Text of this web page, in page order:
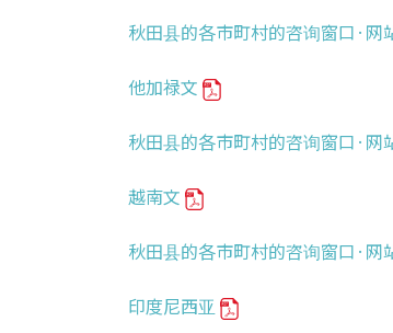
秋田县的各市町村的咨询窗口·网
他加禄文
秋田县的各市町村的咨询窗口·网
越南文
秋田县的各市町村的咨询窗口·网
印度尼西亚